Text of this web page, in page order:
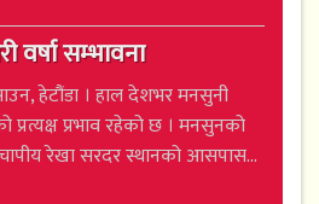
वर्षा सम्भावना
हेटौंडा । हाल देशभर मनसुनी
प्रत्यक्ष प्रभाव रहेको छ । मनसुनको
रेखा सरदर स्थानको आसपास...